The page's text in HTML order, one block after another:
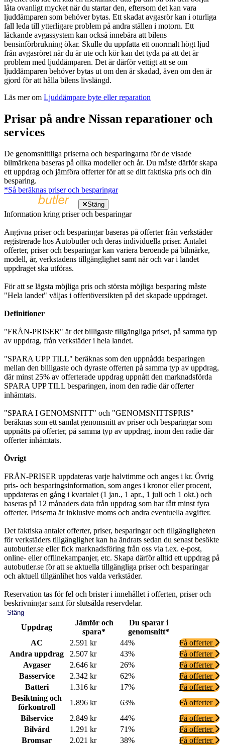
låta ovanligt mycket när du startar den, eftersom det kan vara
ljuddämparen som behöver bytas. Ett skadat avgasrör kan i oturliga
fall leda till ytterligare problem på andra ställen i motorn. Ett
läckande avgassystem kan också innebära att bilens
bensinförbrukning ökar. Skulle du uppfatta ett onormalt högt ljud
från avgasröret när du är ute och kör kan det tyda på att det är
problem med ljuddämparen. Det är därför vettigt att se om
ljuddämparen behöver bytas ut om den är skadad, även om den är
gjord för att hålla bilens livslängd.
Läs mer om Ljuddämpare byte eller reparation
Prisar på andre Nissan reparationer och
services
De genomsnittliga priserna och besparingarna för de visade
bilmärkena baseras på olika modeller och år. Du måste därför skapa
ett uppdrag och jämföra offerter för att se ditt faktiska pris och din
besparing.
*Så beräknas priser och besparingar
Stäng
Information kring priser och besparingar
Angivna priser och besparingar baseras på offerter från verkstäder
registrerade hos Autobutler och deras individuella priser. Antalet
offerter, priser och besparingar kan variera beroende på bilmärke,
modell, år, verkstadens tillgänglighet samt när och var i landet
uppdraget ska utföras.
För att se lägsta möjliga pris och största möjliga besparing måste
"Hela landet" väljas i offertöversikten på det skapade uppdraget.
Definitioner
"FRÅN-PRISER" är det billigaste tillgängliga priset, på samma typ
av uppdrag, från verkstäder i hela landet.
"SPARA UPP TILL" beräknas som den uppnådda besparingen
mellan den billigaste och dyraste offerten på samma typ av uppdrag,
där minst 25% av offerterade uppdrag uppnått den marknadsförda
SPARA UPP TILL besparingen, inom den radie där offerter
inhämtats.
"SPARA I GENOMSNITT" och "GENOMSNITTSPRIS"
beräknas som ett samlat genomsnitt av priser och besparingar som
uppnåtts på offerter, på samma typ av uppdrag, inom den radie där
offerter inhämtats.
Övrigt
FRÅN-PRISER uppdateras varje halvtimme och anges i kr. Övrig
pris- och besparingsinformation, som anges i kronor eller procent,
uppdateras en gång i kvartalet (1 jan., 1 apr., 1 juli och 1 okt.) och
baseras på 12 månaders data från uppdrag som har fått minst fyra
offerter. Priserna är inklusive moms och andra eventuella avgifter.
Det faktiska antalet offerter, priser, besparingar och tillgängligheten
för verkstäders tillgänglighet kan ha ändrats sedan du senast besökte
autobutler.se eller fick marknadsföring från oss via t.ex. e-post,
online- eller offlinekampanjer, etc. Skapa därför alltid ett uppdrag på
autobutler.se för att se aktuella tillgängliga priser och besparingar
och aktuell tillgänlihet hos valda verkstäder.
Reservation tas för fel och brister i innehållet i offerten, priser och
beskrivningar samt för slutsålda reservdelar.
Stäng
Uppdrag
Jämför och
spara*
Du sparar i
genomsnitt*
AC
2.591 kr 44%
Få offerter
Andra uppdrag
2.507 kr 43%
Få offerter
Avgaser
2.646 kr 26%
Få offerter
Basservice
2.342 kr 62%
Få offerter
Batteri
1.316 kr 17%
Få offerter
Besiktning och
förkontroll
1.896 kr 63%
Få offerter
Bilservice
2.849 kr 44%
Få offerter
Bilvård
1.291 kr 71%
Få offerter
Bromsar
2.021 kr 38%
Få offerter